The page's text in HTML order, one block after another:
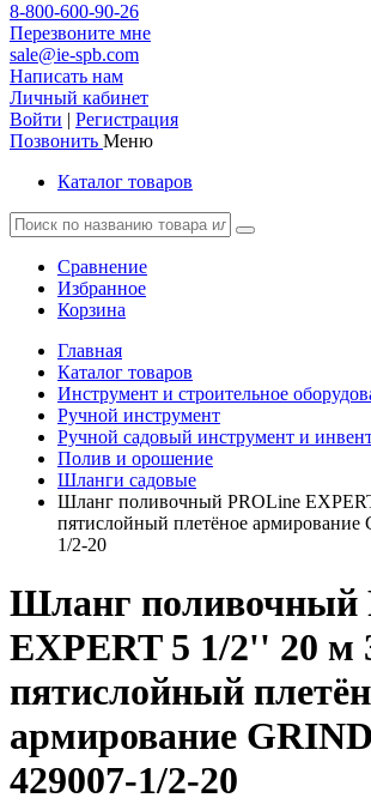
8-800-600-90-26
Перезвоните мне
sale@ie-spb.com
Написать нам
Личный кабинет
Войти | Регистрация
Позвонить Меню
Каталог товаров
Сравнение
Избранное
Корзина
Главная
Каталог товаров
Инструмент и строительное
Ручной инструмент
Ручной садовый инструмент и
Полив и орошение
Шланги садовые
Шланг поливочный PROLine
пятислойный плетёное армирование
1/2-20
Шланг поливочный
EXPERT 5 1/2'' 20 м
пятислойный
армирование
429007-1/2-20